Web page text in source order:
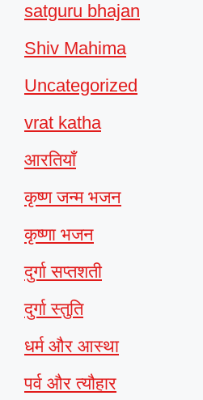
satguru bhajan
Shiv Mahima
Uncategorized
vrat katha
आरतियाँ
कृष्ण जन्म भजन
कृष्णा भजन
दुर्गा सप्तशती
दुर्गा स्तुति
धर्म और आस्था
पर्व और त्यौहार